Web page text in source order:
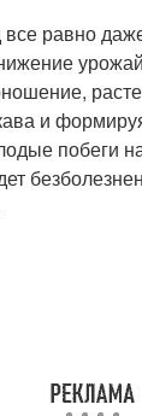
равно
и
побеги